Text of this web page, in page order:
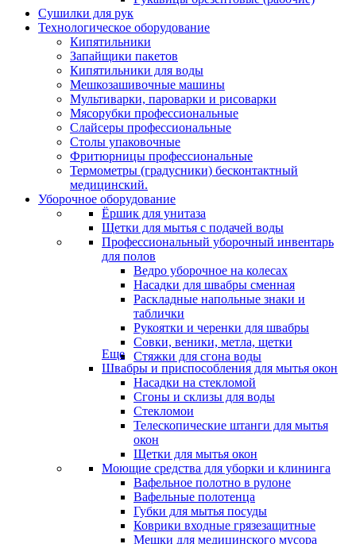
Сушилки для рук
Технологическое оборудование
Кипятильники
Запайщики пакетов
Кипятильники для воды
Мешкозашивочные машины
Мультиварки, пароварки и рисоварки
Мясорубки профессиональные
Слайсеры профессиональные
Столы упаковочные
Фритюрницы профессиональные
Термометры (градусники) бесконтактный
медицинский.
Уборочное оборудование
Ёршик для унитаза
Щетки для мытья с подачей воды
Профессиональный уборочный инвентарь
для полов
Ведро уборочное на колесах
Насадки для швабры сменная
Раскладные напольные знаки и
таблички
Рукоятки и черенки для швабры
Совки, веники, метла, щетки
Стяжки для сгона воды
Еще
Швабры и приспособления для мытья окон
Насадки на стекломой
Сгоны и склизы для воды
Стекломои
Телескопические штанги для мытья
окон
Щетки для мытья окон
Моющие средства для уборки и клининга
Вафельное полотно в рулоне
Вафельные полотенца
Губки для мытья посуды
Коврики входные грязезащитные
Мешки для медицинского мусора